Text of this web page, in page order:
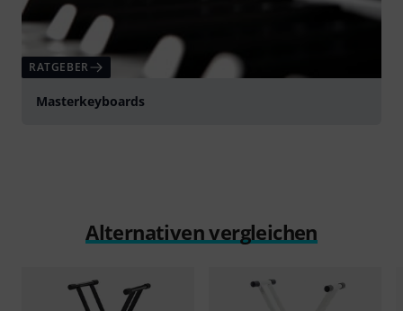
RATGEBER
Masterkeyboards
Alternativen vergleichen